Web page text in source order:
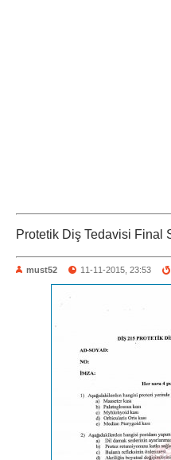
Protetik Diş Tedavisi Final
must52 11-11-2015, 23:53